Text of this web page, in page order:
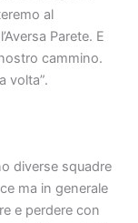
al
Parete. E
cammino.
volta”.
diverse squadre
ma in generale
e perdere con